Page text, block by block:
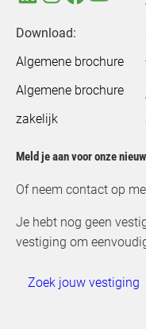
Download:
Algemene brochure
Algemene brochure
zakelijk
Meld je aan voor onze
Of neem contact op
Je hebt nog geen
vestiging om
Zoek jouw vestiging